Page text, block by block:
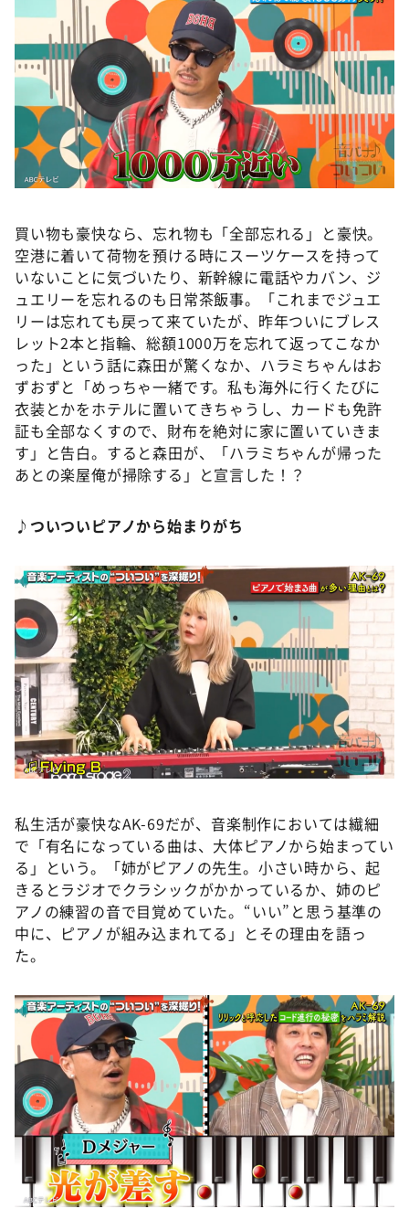
買い物も豪快なら、忘れ物も「全部忘れる」と豪快。
空港に着いて荷物を預ける時にスーツケースを持って
いないことに気づいたり、新幹線に電話やカバン、ジ
ュエリーを忘れるのも日常茶飯事。「これまでジュエ
リーは忘れても戻って来ていたが、昨年ついにブレス
レット2本と指輪、総額1000万を忘れて返ってこなか
った」という話に森田が驚くなか、ハラミちゃんはお
ずおずと「めっちゃ一緒です。私も海外に行くたびに
衣装とかをホテルに置いてきちゃうし、カードも免許
証も全部なくすので、財布を絶対に家に置いていきま
す」と告白。すると森田が、「ハラミちゃんが帰った
あとの楽屋俺が掃除する」と宣言した！？
♪ついついピアノから始まりがち
私生活が豪快なAK-69だが、音楽制作においては繊細
で「有名になっている曲は、大体ピアノから始まってい
る」という。「姉がピアノの先生。小さい時から、起
きるとラジオでクラシックがかかっているか、姉のピ
アノの練習の音で目覚めていた。“いい”と思う基準の
中に、ピアノが組み込まれてる」とその理由を語っ
た。